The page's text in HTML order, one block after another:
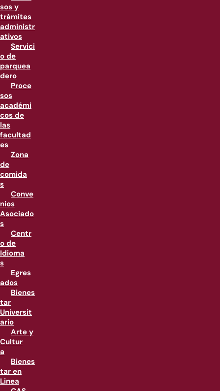
sos y
trámites
administr
ativos
Servici
o de
parquea
dero
Proce
sos
académi
cos de
las
facultad
es
Zona
de
comida
s
Conve
nios
Asociado
s
Centr
o de
Idioma
s
Egres
ados
Bienes
tar
Universit
ario
Arte y
Cultur
a
Bienes
tar en
Linea